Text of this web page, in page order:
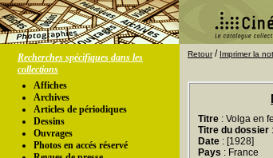
Recherches spécifiques dans les
collections
Affiches
Archives
Articles de périodiques
Dessins
Ouvrages
Photos en accés réservé
Retour/ Imprimer la
Titre : Volga en
Titre du dossier
Date : [1928]
Pays : France